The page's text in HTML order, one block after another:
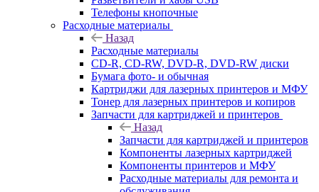
Телефоны кнопочные
Расходные материалы
Назад
Расходные материалы
CD-R, CD-RW, DVD-R, DVD-RW диски
Бумага фото- и обычная
Картриджи для лазерных принтеров и МФУ
Тонер для лазерных принтеров и копиров
Запчасти для картриджей и принтеров
Назад
Запчасти для картриджей и принтеров
Компоненты лазерных картриджей
Компоненты принтеров и МФУ
Расходные материалы для ремонта и